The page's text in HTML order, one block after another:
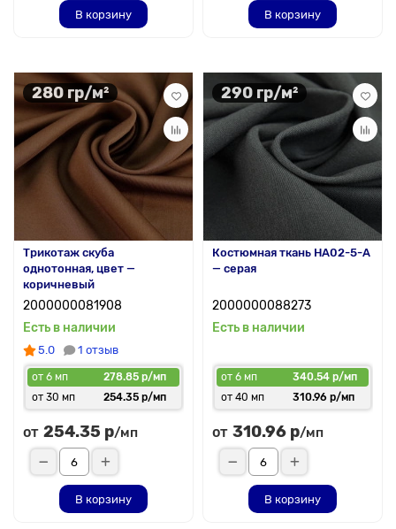
В корзину В корзину
280 гр/м²
Трикотаж скуба
однотонная, цвет —
коричневый
2000000081908
Есть в наличии
5.0 1 отзыв
от 6 мп
278.85 р/мп
от 30 мп
254.35 р/мп
от 254.35 р/мп
В корзину
290 гр/м²
Костюмная ткань HA02-5-A
— серая
2000000088273
Есть в наличии
от 6 мп
340.54 р/мп
от 40 мп
310.96 р/мп
от 310.96 р/мп
В корзину